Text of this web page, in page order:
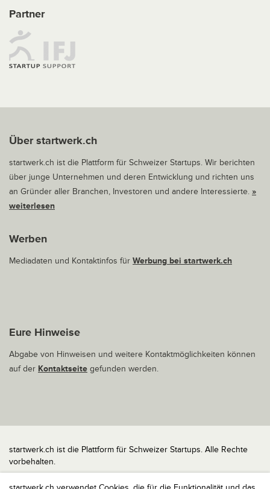
Partner
Über startwerk.ch
startwerk.ch ist die Plattform für Schweizer Startups. Wir berichten
über junge Unternehmen und deren Entwicklung und richten uns
an Gründer aller Branchen, Investoren und andere Interessierte. »
weiterlesen
Werben
Mediadaten und Kontaktinfos für Werbung bei startwerk.ch
Eure Hinweise
Abgabe von Hinweisen und weitere Kontaktmöglichkeiten können
auf der Kontaktseite gefunden werden.
startwerk.ch ist die Plattform für Schweizer Startups. Alle Rechte
vorbehalten.
Impressum